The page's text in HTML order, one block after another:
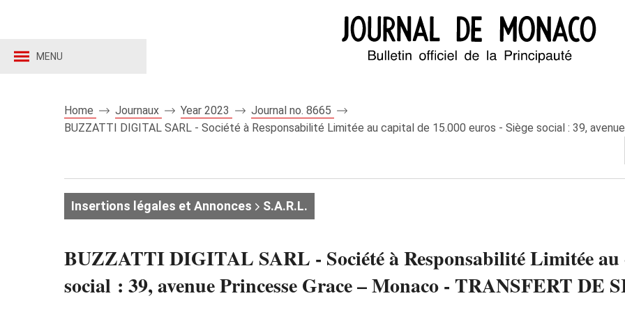
MENU
Home Journaux Year 2023
Journal no. 8665
BUZZATTI DIGITAL SARL - Société à Responsabilité Limitée au capital de 15.000 euros - Siège social : 39,
Insertions légales et Annonces S.A.R.L.
BUZZATTI DIGITAL SARL - Société à Responsabilité Limitée au
social : 39, avenue Princesse Grace – Monaco - TRANSFERT DE